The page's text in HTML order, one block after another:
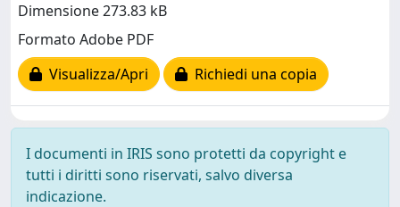
Dimensione 273.83 kB
Formato Adobe PDF
Visualizza/Apri
Richiedi una copia
I documenti in IRIS sono protetti da copyright e
tutti i diritti sono riservati, salvo diversa
indicazione.